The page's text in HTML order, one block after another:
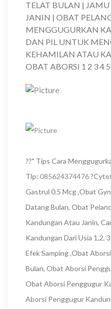
TELAT BULAN |
JANIN | OBAT
MENGGUGURKAN
DAN PIL UNTUK
KEHAMILAN ATAU
OBAT ABORSI 1 2 3 4
??" Tips Cara
Tlp: 085624374476
Gastrul 0.5 Mcg ,Obat
Datang Bulan, Obat
Kandungan Atau Janin,
Kandungan Dari Usia 1,2,
Efek Samping ,Obat
Bulan, Obat Aborsi
Obat Aborsi Penggugur
Aborsi Penggugur